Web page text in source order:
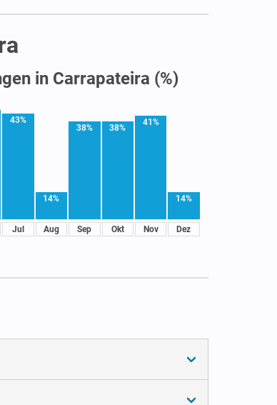
in Carrapateira (%)
43%
Jul
14%
Aug
38%
Sep
38%
Okt
41%
Nov
14%
Dez